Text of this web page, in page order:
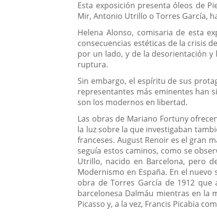
Esta exposición presenta óleos de
Mir, Antonio Utrillo o Torres García,
Helena Alonso, comisaria de esta
consecuencias estéticas de la crisis
por un lado, y de la desorientación
ruptura.
Sin embargo, el espíritu de sus
representantes más eminentes han
son los modernos en libertad.
Las obras de Mariano Fortuny
la luz sobre la que investigaban
franceses. August Renoir es el gran
seguía estos caminos, como se
Utrillo, nacido en Barcelona, pero
Modernismo en España. En el
obra de Torres García de 1912
barcelonesa Dalmáu mientras en la
Picasso y, a la vez, Francis Picabia